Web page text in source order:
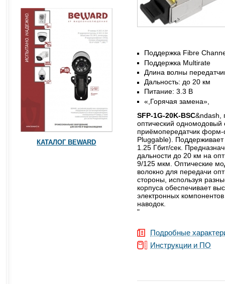
Поддержка Fibre
Поддержка Multirate
Длина волны
Дальность: до 20 км
Питание: 3.3 В
«,Горячая замена»,
SFP-1G-20K-BSC&ndash,
оптический одномодовый
приёмопередатчик
Pluggable).
1.25 Гбит/сек.
дальности до 20 км на
9/125 мкм. Оптические
волокно для передачи
стороны, используя
корпуса обеспечивает
электронных
наводок.
"
Подробные
Инструкции и ПО
КАТАЛОГ BEWARD